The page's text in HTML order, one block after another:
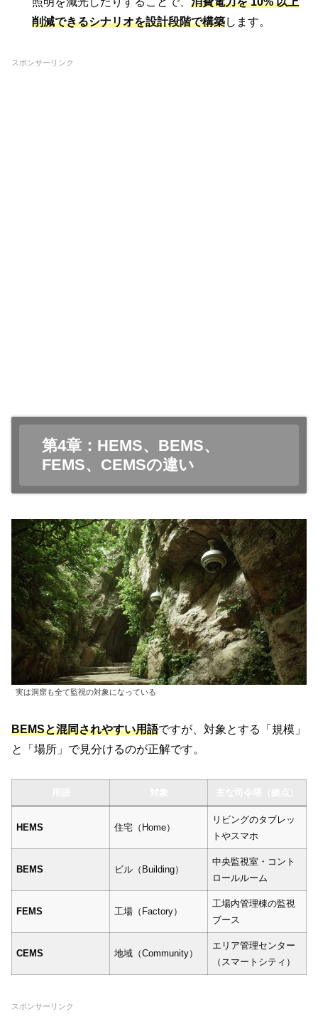
削減できるシナリオを設計段階で構築します。
スポンサーリンク
第4章：HEMS、BEMS、
FEMS、CEMSの違い
実は洞窟も全て監視の対象になっている
BEMSと混同されやすい用語ですが、対象とする「規模」
と「場所」で見分けるのが正解です。
HEMS 住宅（Home）
リビングのタブレッ
トやスマホ
BEMS ビル（Building）
中央監視室・コント
ロールルーム
FEMS 工場（Factory）
工場内管理棟の監視
ブース
CEMS 地域（Community）
エリア管理センター
（スマートシティ）
スポンサーリンク